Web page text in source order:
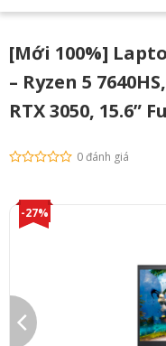
[Mới 100%]
– Ryzen 5
RTX 3050, 15.6”
0 đánh giá
-27%